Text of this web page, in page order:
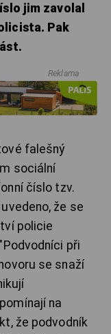
jim zavolal
Pak
Reklama
falešný
sociální
číslo tzv.
že se
policie
při
se snaží
na
že podvodník